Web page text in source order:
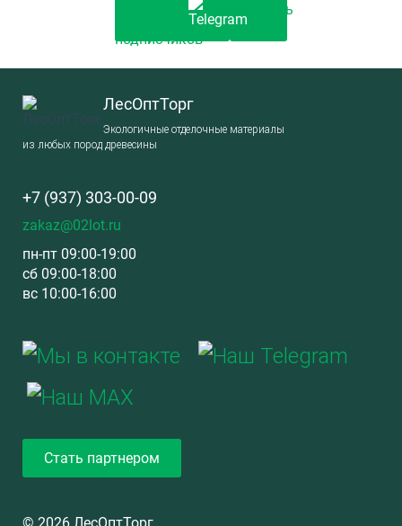
ЛесОптТорг
Экологичные отделочные материалы
из любых пород древесины
+7 (937) 303-00-09
zakaz@02lot.ru
пн-пт 09:00-19:00
сб 09:00-18:00
вс 10:00-16:00
Стать партнером